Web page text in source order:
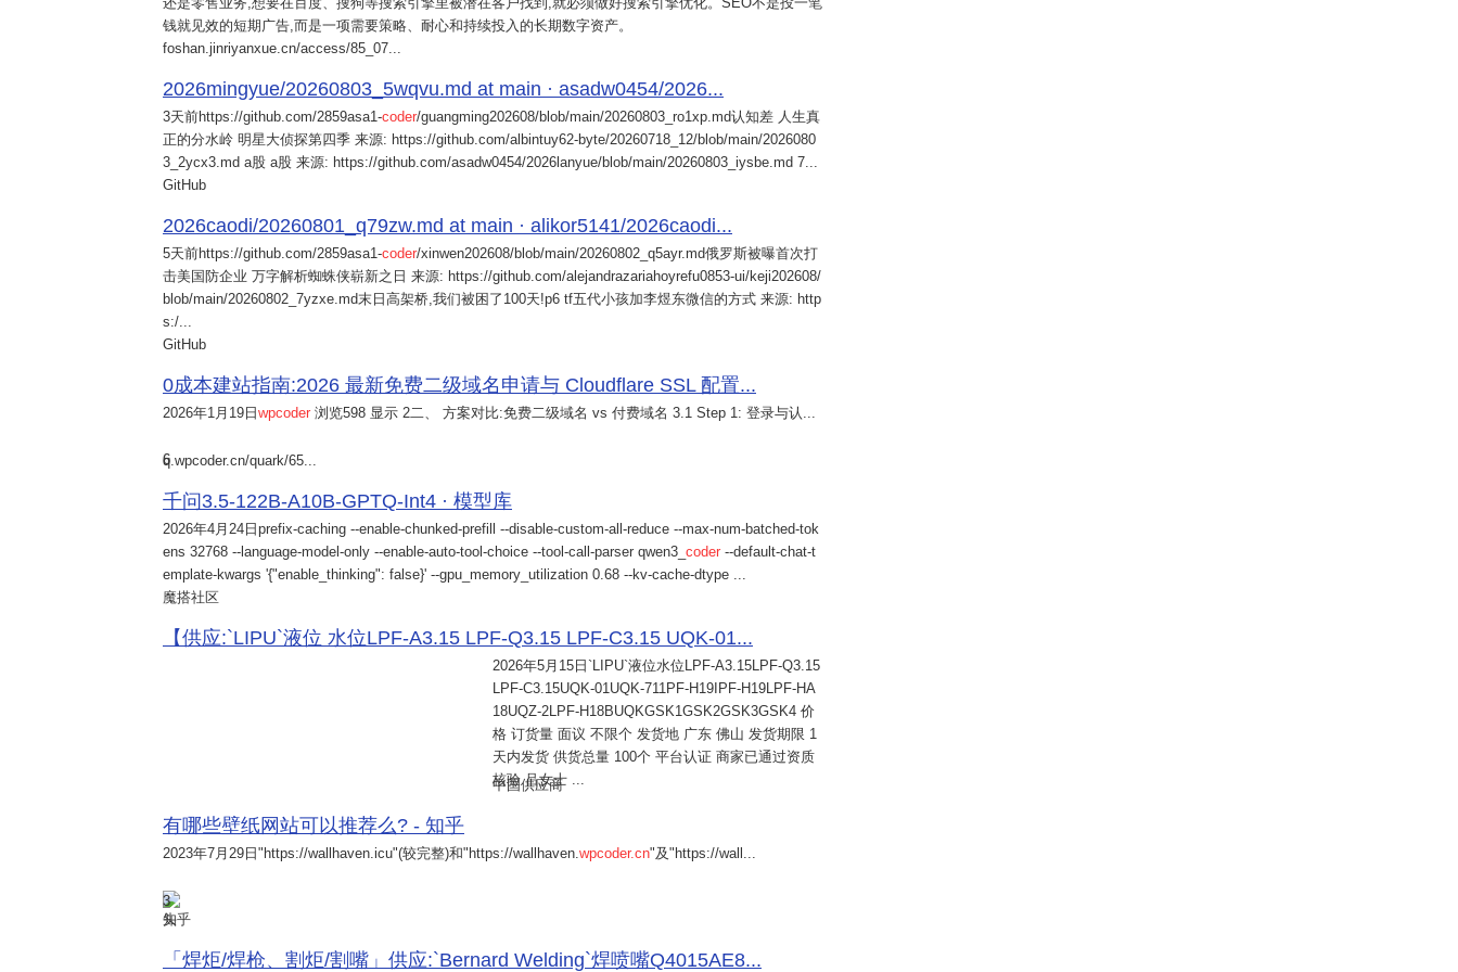
钱就见效的短期广告,而是一项需要策略、耐心和持续投入的长期数字资产。
foshan.jinriyanxue.cn/access/85_07...
2026mingyue/20260803_5wqvu.md at main · asadw0454/2026...
3天前https://github.com/2859asa1-coder/guangming202608/blob/main/20260803_ro1xp.md认知差 人生真
正的分水岭 明星大侦探第四季 来源: https://github.com/albintuy62-byte/20260718_12/blob/main/2026080
3_2ycx3.md a股 a股 来源: https://github.com/asadw0454/2026lanyue/blob/main/20260803_iysbe.md 7...
GitHub
2026caodi/20260801_q79zw.md at main · alikor5141/2026caodi...
5天前https://github.com/2859asa1-coder/xinwen202608/blob/main/20260802_q5ayr.md俄罗斯被曝首次打
击美国防企业 万字解析蜘蛛侠崭新之日 来源: https://github.com/alejandrazariahoyrefu0853-ui/keji202608/
blob/main/20260802_7yzxe.md末日高架桥,我们被困了100天!p6 tf五代小孩加李煜东微信的方式 来源: http
s:/...
GitHub
0成本建站指南:2026 最新免费二级域名申请与 Cloudflare SSL 配置...
2026年1月19日wpcoder 浏览598 显示 2二、 方案对比:免费二级域名 vs 付费域名 3.1 Step 1: 登录与认...
6
q.wpcoder.cn/quark/65...
千问3.5-122B-A10B-GPTQ-Int4 · 模型库
2026年4月24日 prefix-caching --enable-chunked-prefill --disable-custom-all-reduce --max-num-batched-tok
ens 32768 --language-model-only --enable-auto-tool-choice --tool-call-parser qwen3_ coder --default-chat-t
emplate-kwargs '{"enable_thinking": false}' --gpu_memory_utilization 0.68 --kv-cache-dtype ...
魔搭社区
【供应:`LIPU`液位 水位LPF-A3.15 LPF-Q3.15 LPF-C3.15 UQK-01...
2026年5月15日 `LIPU`液位水位LPF-A3.15LPF-Q3.15
LPF-C3.15UQK-01UQK-711PF-H19IPF-H19LPF-HA
18UQZ-2LPF-H18BUQKGSK1GSK2GSK3GSK4 价
格 订货量 面议 不限个 发货地 广东 佛山 发货期限 1
天内发货 供货总量 100个 平台认证 商家已通过资质
核验 吕女士 ...
中国供应商
有哪些壁纸网站可以推荐么? - 知乎
2023年7月29日 "https://wallhaven.icu"(较完整)和"https://wallhaven.wpcoder.cn"及"https://wall...
3
知乎
「焊炬/焊枪、割炬/割嘴」供应:`Bernard Welding`焊喷嘴Q4015AE8...